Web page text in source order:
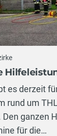
es derzeit
rund um
ganzen
für die…